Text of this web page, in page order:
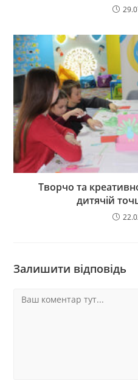
Творчо та
дитячій
Залишити відповідь